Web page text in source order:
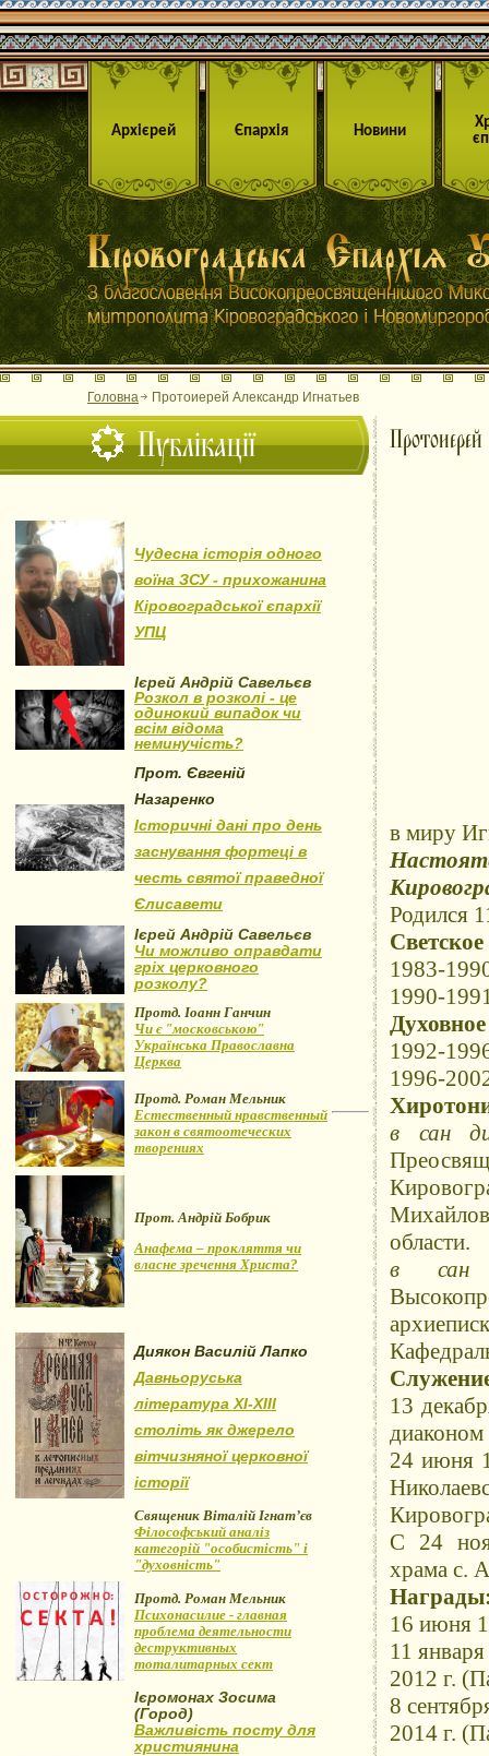
Архієрей Єпархія Новини
Головна Протоиерей Александр Игнатьев
Публікації
Чудесна історія одного
воїна ЗСУ - прихожанина
Кіровоградської єпархії
УПЦ
Ієрей Андрій Савельєв
Розкол в розколі - це
одинокий випадок чи
всім відома
неминучість?
Прот. Євгеній
Назаренко
Історичні дані про день
заснування фортеці в
честь святої праведної
Єлисавети
Ієрей Андрій Савельєв
Чи можливо оправдати
гріх церковного
розколу?
Протд. Іоанн Ганчин
Чи є "московською"
Українська Православна
Церква
Протд. Роман Мельник
Естественный нравственный
закон в святоотеческих
творениях
Прот. Андрій Бобрик
Анафема – прокляття чи
власне зречення Христа?
Диякон Василій Лапко
Давньоруська
література XI-XIII
століть як джерело
вітчизняної церковної
історії
Священик Віталій Ігнат’єв
Філософський аналіз
категорій "особистість" і
"духовність"
Протд. Роман Мельник
Психонасилие - главная
проблема деятельности
деструктивных
тоталитарных сект
Ієромонах Зосима
(Город)
Важливість посту для
християнина
в миру
Родился
1983-
1990-
1992-
1996-
в сан
области.
в сан
13
диаконом
24 июня
С 24
храма с.
16 июня
11
2012 г.
8
2014 г.